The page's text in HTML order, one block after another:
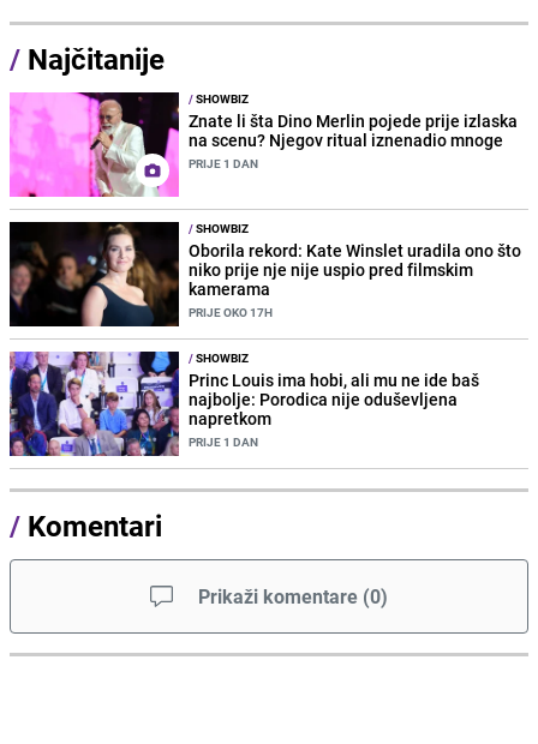
/ Najčitanije
/SHOWBIZ
Znate li šta Dino Merlin pojede prije izlaska
na scenu? Njegov ritual iznenadio mnoge
PRIJE 1 DAN
/SHOWBIZ
Oborila rekord: Kate Winslet uradila ono što
niko prije nje nije uspio pred filmskim
kamerama
PRIJE OKO 17H
/SHOWBIZ
Princ Louis ima hobi, ali mu ne ide baš
najbolje: Porodica nije oduševljena
napretkom
PRIJE 1 DAN
/ Komentari
Prikaži komentare (0)